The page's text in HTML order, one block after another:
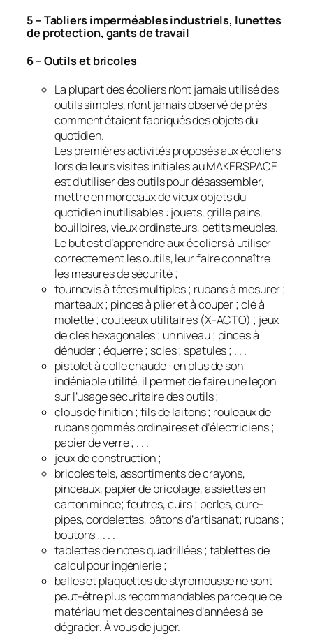
5 – Tabliers imperméables industriels, lunettes
de protection, gants de travail
6 – Outils et bricoles
La plupart des écoliers n’ont jamais utilisé des
outils simples, n’ont jamais observé de près
comment étaient fabriqués des objets du
quotidien.
Les premières activités proposés aux écoliers
lors de leurs visites initiales au MAKERSPACE
est d’utiliser des outils pour désassembler,
mettre en morceaux de vieux objets du
quotidien inutilisables : jouets, grille pains,
bouilloires, vieux ordinateurs, petits meubles.
Le but est d’apprendre aux écoliers à utiliser
correctement les outils, leur faire connaître
les mesures de sécurité ;
tournevis à têtes multiples ; rubans à mesurer ;
marteaux ; pinces à plier et à couper ; clé à
molette ; couteaux utilitaires (X-ACTO) ; jeux
de clés hexagonales ; un niveau ; pinces à
dénuder ; équerre ; scies ; spatules ; . . .
pistolet à colle chaude : en plus de son
indéniable utilité, il permet de faire une leçon
sur l’usage sécuritaire des outils ;
clous de finition ; fils de laitons ; rouleaux de
rubans gommés ordinaires et d’électriciens ;
papier de verre ; . . .
jeux de construction ;
bricoles tels, assortiments de crayons,
pinceaux, papier de bricolage, assiettes en
carton mince; feutres, cuirs ; perles, cure-
pipes, cordelettes, bâtons d’artisanat; rubans ;
boutons ; . . .
tablettes de notes quadrillées ; tablettes de
calcul pour ingénierie ;
balles et plaquettes de styromousse ne sont
peut-être plus recommandables parce que ce
matériau met des centaines d’années à se
dégrader. À vous de juger.